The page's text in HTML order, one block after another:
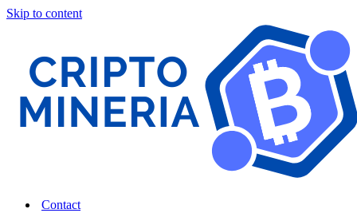
Skip to content
Contact